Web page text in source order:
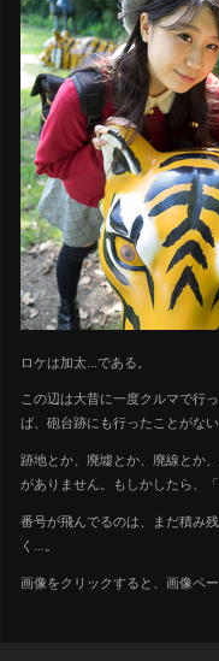
ロケは加太…である。
この辺は大昔に一度クルマで行
ば、砲台跡にも行ったことがな
跡地とか、廃墟とか、廃線とか
がありません。もしかしたら、
番号が飛んでるのは、まだ積み
く…。
画像をクリックすると、画像ペー